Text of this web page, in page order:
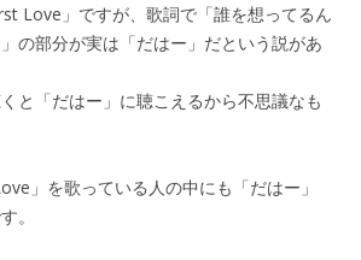
Love」ですが、歌詞で「誰を想ってるん
の部分が実は「だはー」だという説があ
と「だはー」に聴こえるから不思議なも
」を歌っている人の中にも「だはー」
。